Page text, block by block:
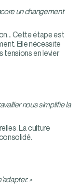
un changement
Cette étape est
Elle nécessite
en levier
nous simplifie la
La culture
»